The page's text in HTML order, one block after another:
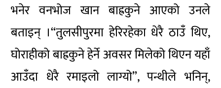
भनेर वनभोज खान बाह्रकुने आएको उनले
बताइन् ।“तुलसीपुरमा हेरिरहेका धेरै ठाउँ थिए,
घोराहीको बाह्रकुने हेर्ने अवसर मिलेको थिएन यहाँ
आउँदा धेरै रमाइलो लाग्यो”, पन्थीले भनिन्,